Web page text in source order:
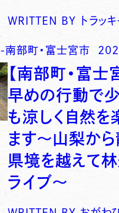
WRITTEN BY トラッ
-南部町・富士宮市
【南部町・富士
早めの行動で
も涼しく自然を
ます〜山梨から
県境を越えて林
ライブ〜